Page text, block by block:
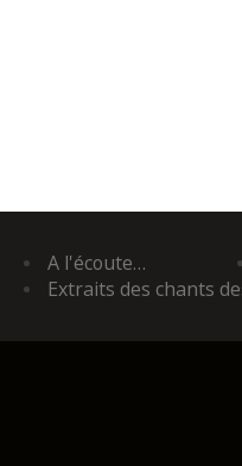
A l'écoute…
Extraits des chants